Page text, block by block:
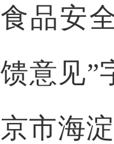
食品安
馈意见”
京市海